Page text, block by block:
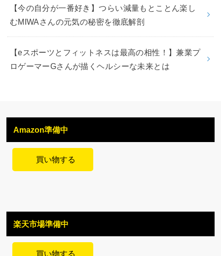
【今の自分が一番好き】つらい減量もとことん楽し
むMIWAさんの元気の秘密を徹底解剖
【eスポーツとフィットネスは最高の相性！】兼業プ
ロゲーマーGさんが描くヘルシーな未来とは
Amazon準備中
買い物する
楽天市場準備中
買い物する